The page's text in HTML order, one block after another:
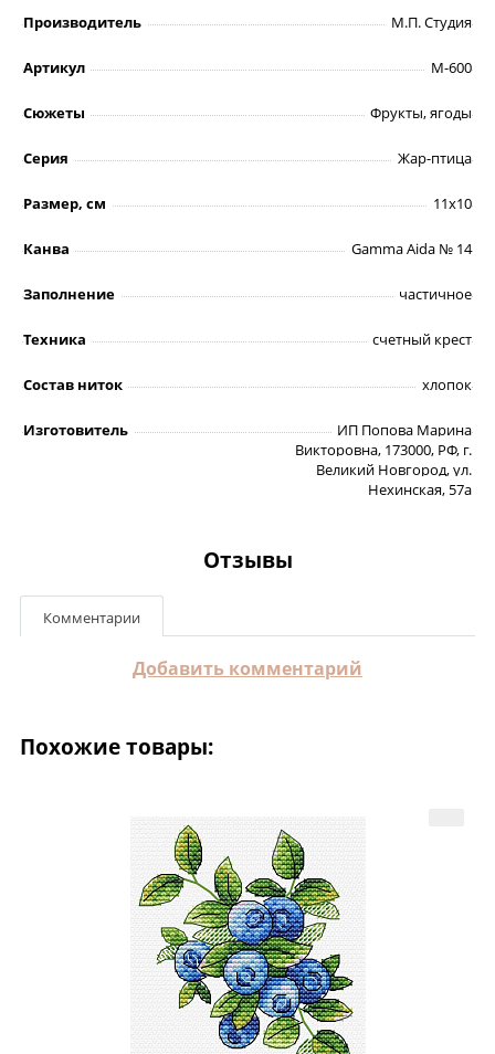
Производитель М.П. Студия
Артикул М-600
Сюжеты Фрукты, ягоды
Серия Жар-птица
Размер, см 11х10
Канва Gamma Aida № 14
Заполнение частичное
Техника счетный крест
Состав ниток хлопок
Изготовитель
ИП Попова Марина
Викторовна, 173000, РФ, г.
Великий Новгород, ул.
Нехинская, 57а
Отзывы
Комментарии
Добавить комментарий
Похожие товары: